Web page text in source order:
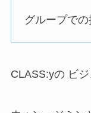
グループで
CLASS:yの ビ